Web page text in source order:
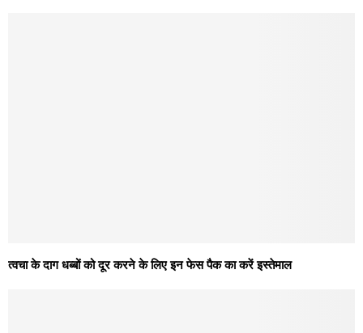
त्वचा के दाग धब्बों को दूर करने के लिए इन फेस पैक का करें इस्तेमाल